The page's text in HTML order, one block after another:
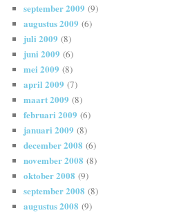
september 2009 (9)
augustus 2009 (6)
juli 2009 (8)
juni 2009 (6)
mei 2009 (8)
april 2009 (7)
maart 2009 (8)
februari 2009 (6)
januari 2009 (8)
december 2008 (6)
november 2008 (8)
oktober 2008 (9)
september 2008 (8)
augustus 2008 (9)